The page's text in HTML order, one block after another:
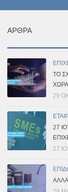
ΆΡΘΡΑ
ΤΟ
29
27
27